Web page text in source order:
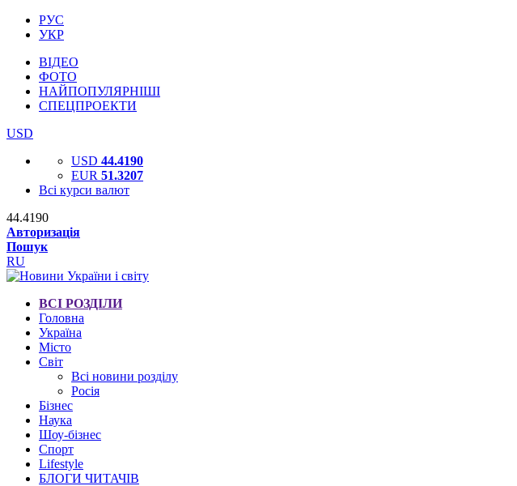
РУС
УКР
ВІДЕО
ФОТО
НАЙПОПУЛЯРНІШІ
СПЕЦПРОЕКТИ
USD
USD 44.4190
EUR 51.3207
Всі курси валют
44.4190
Авторизація
Пошук
RU
ВСІ РОЗДІЛИ
Головна
Україна
Місто
Світ
Всі новини розділу
Росія
Бізнес
Наука
Шоу-бізнес
Спорт
Lifestyle
БЛОГИ ЧИТАЧІВ